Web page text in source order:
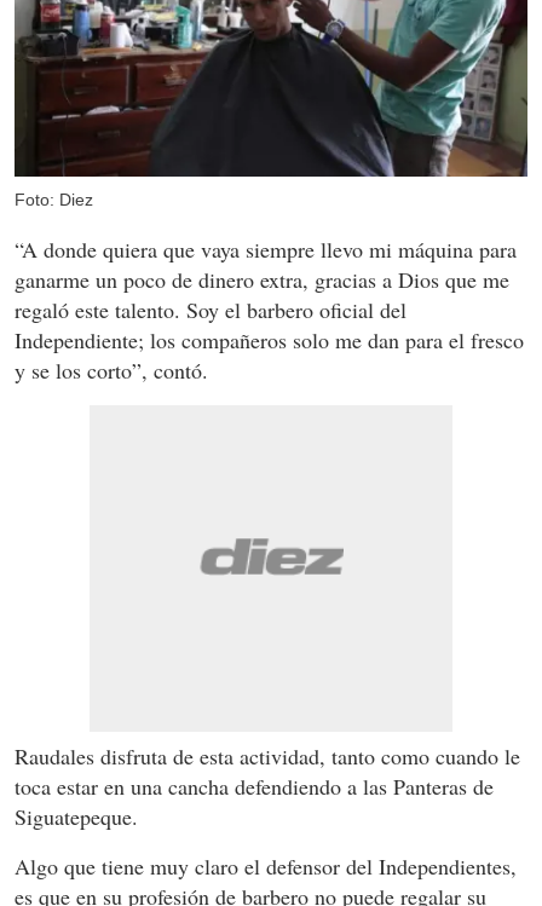
Foto: Diez
“A donde quiera que vaya siempre llevo mi máquina para
ganarme un poco de dinero extra, gracias a Dios que me
regaló este talento. Soy el barbero oficial del
Independiente; los compañeros solo me dan para el fresco
y se los corto”, contó.
Raudales disfruta de esta actividad, tanto como cuando le
toca estar en una cancha defendiendo a las Panteras de
Siguatepeque.
Algo que tiene muy claro el defensor del Independientes,
es que en su profesión de barbero no puede regalar su